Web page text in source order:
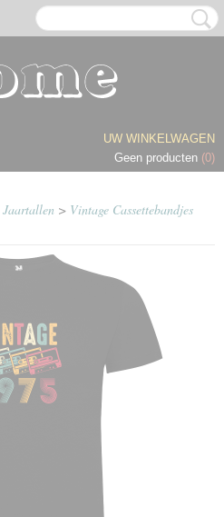
UW WINKELWAGEN
Geen producten (0)
Jaartallen > Vintage Cassettebandjes